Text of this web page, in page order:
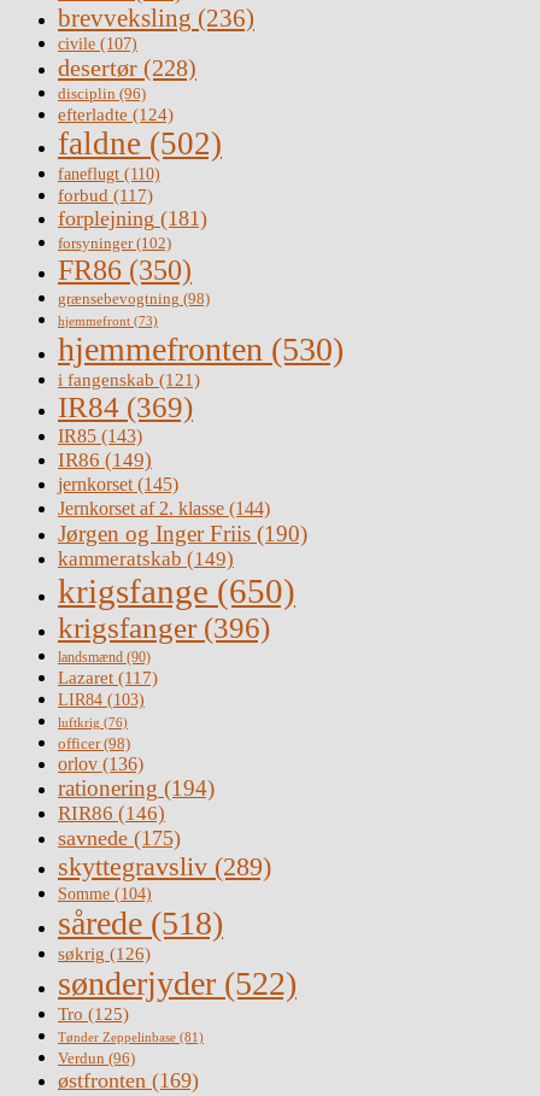
brevveksling (236)
civile (107)
desertør (228)
disciplin (96)
efterladte (124)
faldne (502)
faneflugt (110)
forbud (117)
forplejning (181)
forsyninger(102)
FR86 (350)
grænsebevogtning (98)
hjemmefront (73)
hjemmefronten (530)
i fangenskab (121)
IR84 (369)
IR85 (143)
IR86 (149)
jernkorset(145)
Jernkorset af 2. klasse (144)
Jørgen og Inger Friis (190)
kammeratskab (149)
krigsfange (650)
krigsfanger (396)
landsmænd (90)
Lazaret (117)
LIR84 (103)
luftkrig (76)
officer(98)
orlov (136)
rationering (194)
RIR86 (146)
savnede (175)
skyttegravsliv (289)
Somme (104)
sårede (518)
søkrig (126)
sønderjyder (522)
Tro (125)
Tønder Zeppelinbase (81)
Verdun (96)
østfronten (169)